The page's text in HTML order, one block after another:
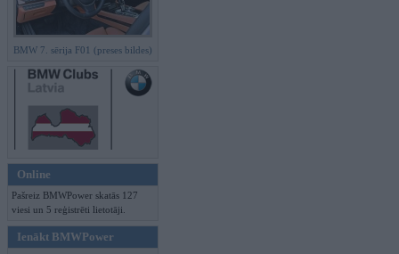
BMW 7. sērija F01 (preses bildes)
Online
Pašreiz BMWPower skatās 127
viesi un 5 reģistrēti lietotāji.
Ienākt BMWPower